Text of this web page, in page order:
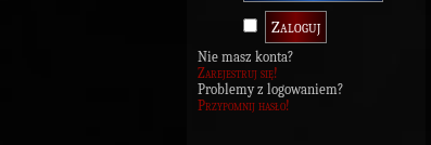
Nie masz konta?
Zarejestruj się!
Problemy z logowaniem?
Przypomnij hasło!